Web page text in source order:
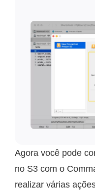
Agora você pode
no S3 com o
realizar várias